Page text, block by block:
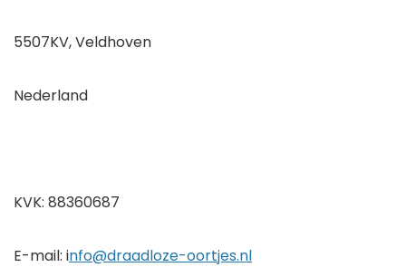
5507KV, Veldhoven
Nederland
KVK: 88360687
E-mail: info@draadloze-oortjes.nl